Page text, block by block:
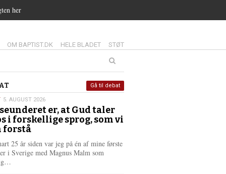
her
14.0:
OM BAPTIST.DK 15.0:
HELE BLADET 16.0:
STØT
5. AUGUST 2026
er, at Gud taler
i forskellige sprog, som vi
forstå
25 år siden var jeg på én af mine første
i Sverige med Magnus Malm som
Gå til debat